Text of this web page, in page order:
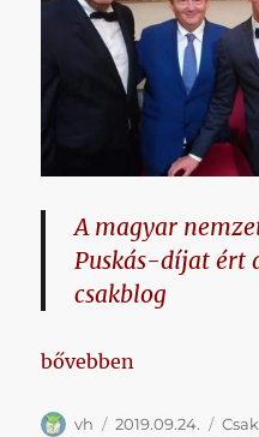
A magyar
Puskás-díjat ért
csakblog
„Feltétlenül és
bővebben
Szerző
vh Közzétéve
2019.09.24. Csak